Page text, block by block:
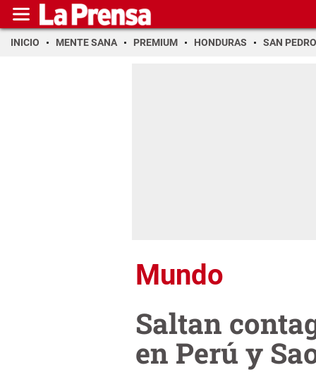
INICIO MENTE SANA PREMIUM HONDURAS SAN PEDRO
Mundo
Saltan
en Perú y